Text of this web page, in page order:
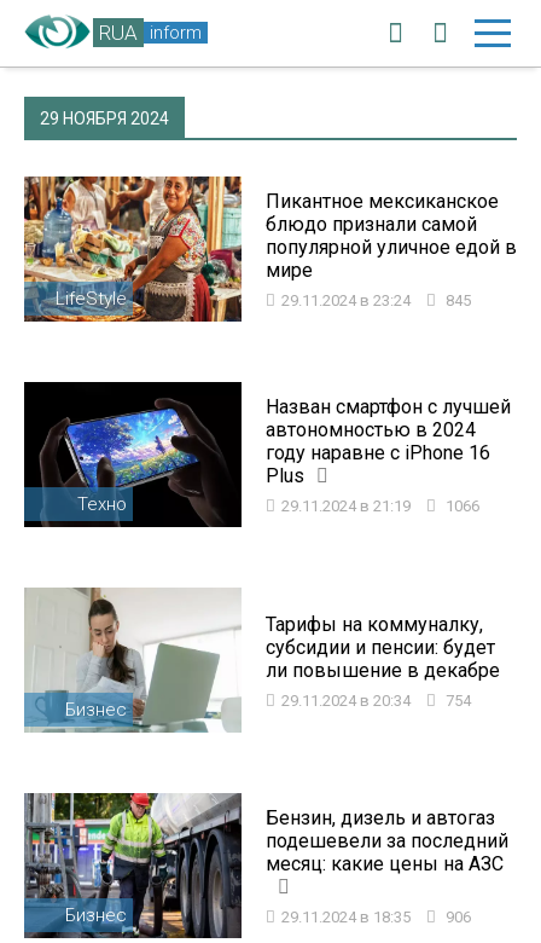
RUA inform
29 НОЯБРЯ 2024
LifeStyle
Пикантное мексиканское
блюдо признали самой
популярной уличное едой в
мире
29.11.2024 в 23:24 845
Техно
Назван смартфон с лучшей
автономностью в 2024
году наравне с iPhone 16
Plus
29.11.2024 в 21:19 1066
Бизнес
Тарифы на коммуналку,
субсидии и пенсии: будет
ли повышение в декабре
29.11.2024 в 20:34 754
Бизнес
Бензин, дизель и автогаз
подешевели за последний
месяц: какие цены на АЗС
29.11.2024 в 18:35 906